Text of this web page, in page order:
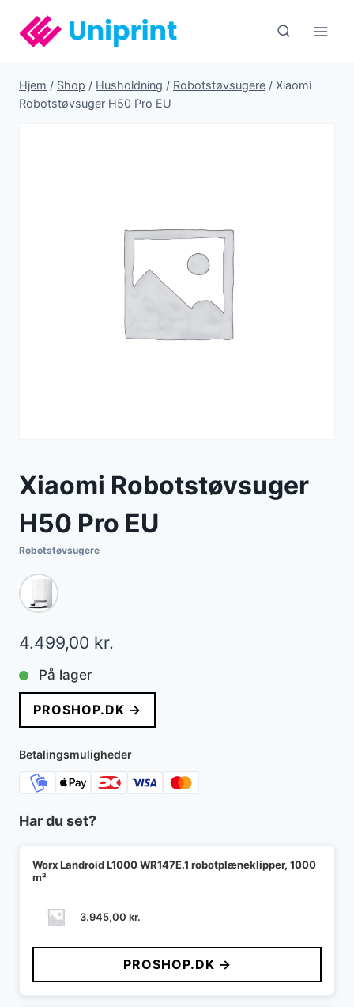
indhold
Hjem / Shop / Husholdning / Robotstøvsugere / Xiaomi
Robotstøvsuger H50 Pro EU
Xiaomi Robotstøvsuger
H50 Pro EU
Robotstøvsugere
4.499,00 kr.
På lager
PROSHOP.DK →
Betalingsmuligheder
Har du set?
Worx Landroid L1000 WR147E.1 robotplæneklipper, 1000
m²
3.945,00 kr.
PROSHOP.DK →